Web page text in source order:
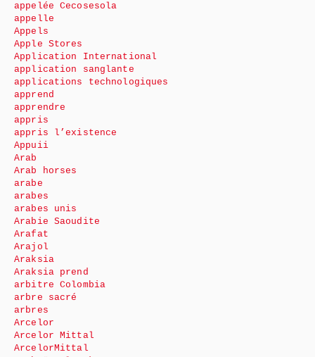
appelée Cecosesola
appelle
Appels
Apple Stores
Application International
application sanglante
applications technologiques
apprend
apprendre
appris
appris l’existence
Appuii
Arab
Arab horses
arabe
arabes
arabes unis
Arabie Saoudite
Arafat
Arajol
Araksia
Araksia prend
arbitre Colombia
arbre sacré
arbres
Arcelor
Arcelor Mittal
ArcelorMittal